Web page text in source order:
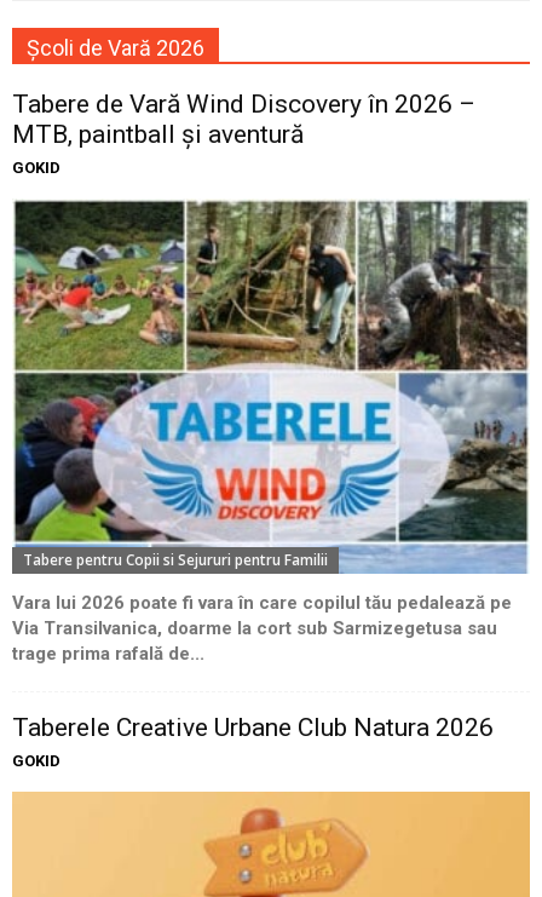
Școli de Vară 2026
Tabere de Vară Wind Discovery în 2026 –
MTB, paintball și aventură
GOKID
Tabere pentru Copii si Sejururi pentru Familii
Vara lui 2026 poate fi vara în care copilul tău pedalează pe
Via Transilvanica, doarme la cort sub Sarmizegetusa sau
trage prima rafală de...
Taberele Creative Urbane Club Natura 2026
GOKID